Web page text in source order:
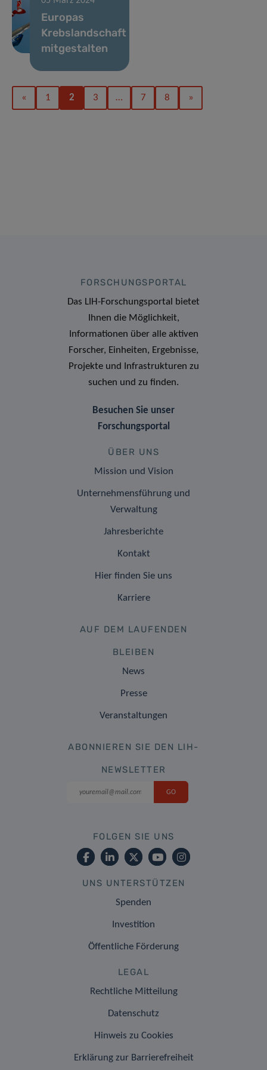
Europas
Krebslandschaft
mitgestalten
« 1 2 3 … 7 8 »
FORSCHUNGSPORTAL
Das LIH-Forschungsportal bietet
Ihnen die Möglichkeit,
Informationen über alle aktiven
Forscher, Einheiten, Ergebnisse,
Projekte und Infrastrukturen zu
suchen und zu finden.
Besuchen Sie unser
Forschungsportal
ÜBER UNS
Mission und Vision
Unternehmensführung und
Verwaltung
Jahresberichte
Kontakt
Hier finden Sie uns
Karriere
AUF DEM LAUFENDEN
BLEIBEN
News
Presse
Veranstaltungen
ABONNIEREN SIE DEN LIH-
NEWSLETTER
FOLGEN SIE UNS
UNS UNTERSTÜTZEN
Spenden
Investition
Öffentliche Förderung
LEGAL
Rechtliche Mitteilung
Datenschutz
Hinweis zu Cookies
Erklärung zur Barrierefreiheit